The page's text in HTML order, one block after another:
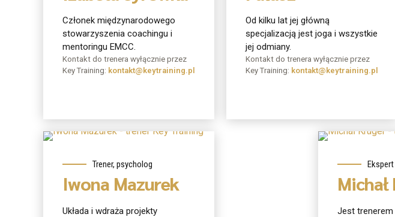
Członek międzynarodowego
stowarzyszenia coachingu i
mentoringu EMCC.
Kontakt do trenera wyłącznie przez
Key Training: kontakt@keytraining.pl
Od kilku lat jej główną
specjalizacją jest joga i wszystkie
jej odmiany.
Kontakt do trenera wyłącznie przez
Key Training: kontakt@keytraining.pl
O mnie
Trener, psycholog
Iwona Mazurek
Układa i wdraża projekty
O mnie
Ekspert
Jest